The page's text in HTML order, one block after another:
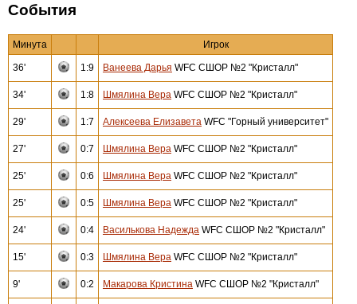
События
Минута Игрок
36' 1:9 Ванеева Дарья WFC СШОР №2 "Кристалл"
34' 1:8 Шмялина Вера WFC СШОР №2 "Кристалл"
29' 1:7 Алексеева Елизавета WFC "Горный университет"
27' 0:7 Шмялина Вера WFC СШОР №2 "Кристалл"
25' 0:6 Шмялина Вера WFC СШОР №2 "Кристалл"
25' 0:5 Шмялина Вера WFC СШОР №2 "Кристалл"
24' 0:4 Василькова Надежда WFC СШОР №2 "Кристалл"
15' 0:3 Шмялина Вера WFC СШОР №2 "Кристалл"
9' 0:2 Макарова Кристина WFC СШОР №2 "Кристалл"